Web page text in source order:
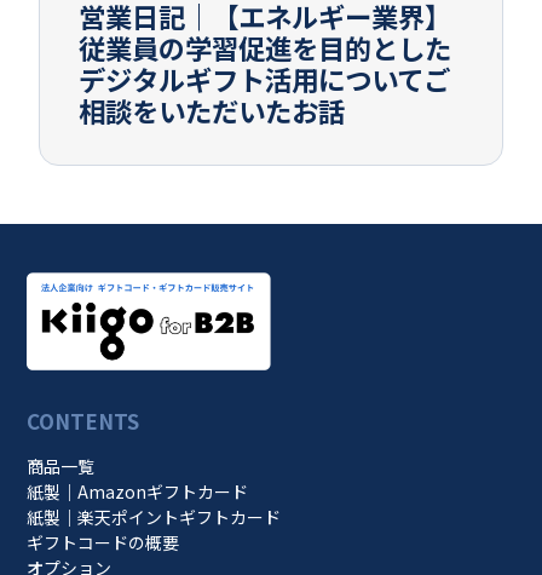
営業日記｜【エネルギー業界】
従業員の学習促進を目的とした
デジタルギフト活用についてご
相談をいただいたお話
CONTENTS
商品一覧
紙製｜Amazonギフトカード
紙製｜楽天ポイントギフトカード
ギフトコードの概要
オプション